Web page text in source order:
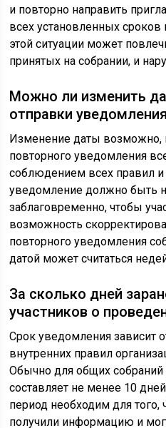
и повторно направить
всех установленных
этой ситуации может
принятых на собрании, и
Можно ли изменить
отправки
Изменение даты возможно,
повторного уведомления
соблюдением всех правил и
уведомление должно быть
заблаговременно, чтобы
возможность
повторного уведомления
датой может считаться
За сколько дней
участников о
Срок уведомления зависит
внутренних правил
Обычно для общих собраний
составляет не менее 10
период необходим для того,
получили информацию и